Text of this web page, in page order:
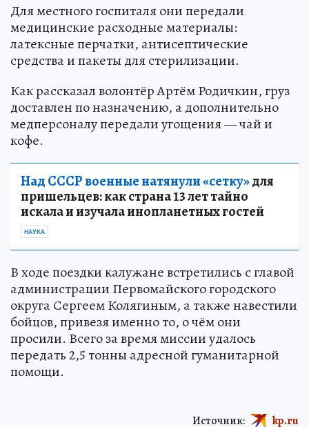
Для местного госпиталя они передали
медицинские расходные материалы:
латексные перчатки, антисептические
средства и пакеты для стерилизации.
Как рассказал волонтёр Артём Родичкин, груз
доставлен по назначению, а дополнительно
медперсоналу передали угощения — чай и
кофе.
Над СССР военные натянули «сетку»для
пришельцев: как страна 13 лет тайно
искала и изучала инопланетных гостей
НАУКА
В ходе поездки калужане встретились с главой
администрации Первомайского городского
округа Сергеем Колягиным, а также навестили
бойцов, привезя именно то, о чём они
просили. Всего за время миссии удалось
передать 2,5 тонны адресной гуманитарной
помощи.
Источник: kp.ru